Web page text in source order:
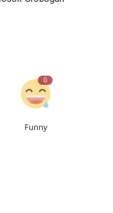
0
Funny